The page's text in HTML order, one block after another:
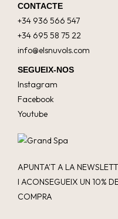
CONTACTE
+34 936 566 547
+34 695 58 75 22
info@elsnuvols.com
SEGUEIX-NOS
Instagram
Facebook
Youtube
APUNTA'T A LA
I ACONSEGUEIX UN 10%
COMPRA